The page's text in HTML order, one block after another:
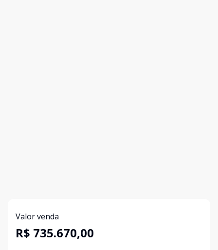
Valor venda
R$ 735.670,00